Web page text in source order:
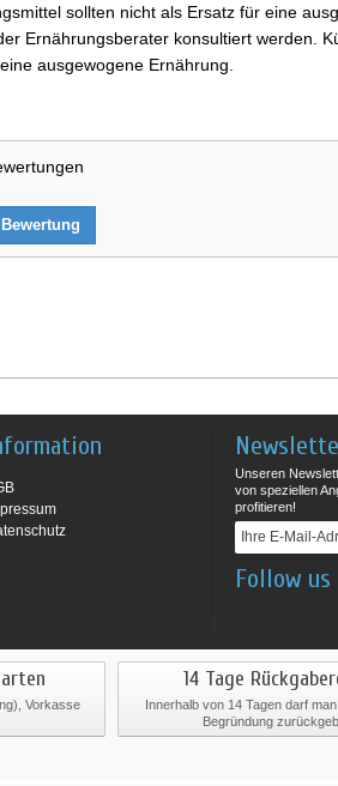
sollten nicht als Ersatz für eine
Ernährungsberater konsultiert werden.
ausgewogene Ernährung.
Unseren
von speziellen
profitieren!
Follow us
Vorkasse
14 Tage
Innerhalb von 14 Tagen darf
Begründung